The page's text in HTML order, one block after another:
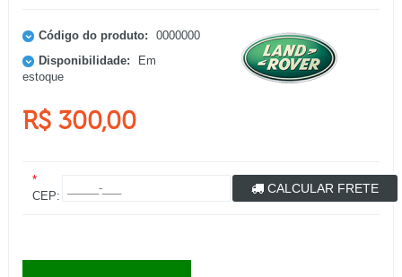
Código do produto:
0000000
Disponibilidade:
Em
estoque
R$ 300,00
*
CEP:
CALCULAR FRETE